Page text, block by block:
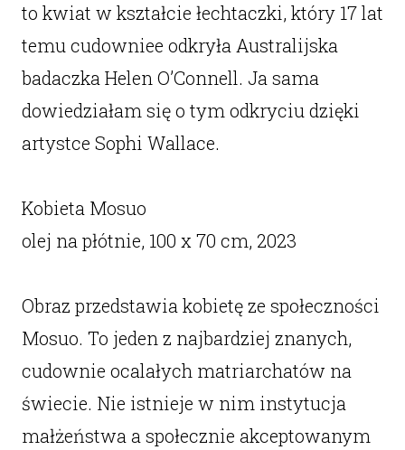
to kwiat w kształcie łechtaczki, który 17 lat
temu cudowniee odkryła Australijska
badaczka Helen O’Connell. Ja sama
dowiedziałam się o tym odkryciu dzięki
artystce Sophi Wallace.
Kobieta Mosuo
olej na płótnie, 100 x 70 cm, 2023
Obraz przedstawia kobietę ze społeczności
Mosuo. To jeden z najbardziej znanych,
cudownie ocalałych matriarchatów na
świecie. Nie istnieje w nim instytucja
małżeństwa a społecznie akceptowanym